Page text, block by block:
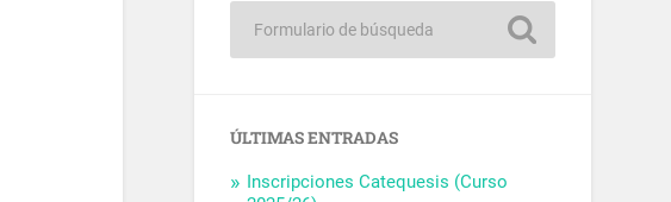
ÚLTIMAS ENTRADAS
Inscripciones Catequesis (Curso